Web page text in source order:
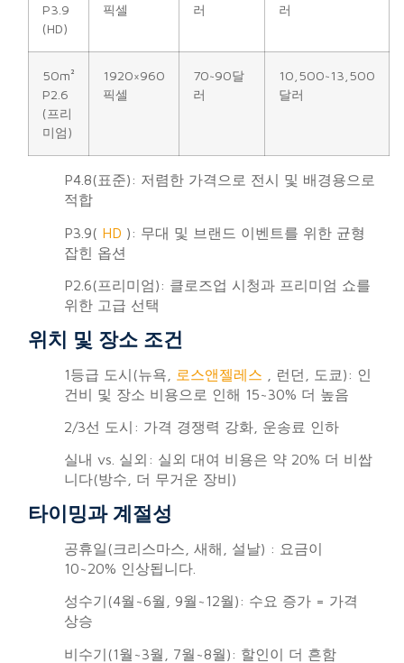
P3.9
(HD)
픽셀
러
러
50m²
P2.6
(프리
미엄)
1920×960
픽셀
70~90달
러
10,500~13,500
달러
P4.8(표준): 저렴한 가격으로 전시 및 배경용으로
적합
P3.9( HD ): 무대 및 브랜드 이벤트를 위한 균형
잡힌 옵션
P2.6(프리미엄): 클로즈업 시청과 프리미엄 쇼를
위한 고급 선택
위치 및 장소 조건
1등급 도시(뉴욕, 로스앤젤레스 , 런던, 도쿄): 인
건비 및 장소 비용으로 인해 15~30% 더 높음
2/3선 도시: 가격 경쟁력 강화, 운송료 인하
실내 vs. 실외: 실외 대여 비용은 약 20% 더 비쌉
니다(방수, 더 무거운 장비)
타이밍과 계절성
공휴일(크리스마스, 새해, 설날) : 요금이
10~20% 인상됩니다.
성수기(4월~6월, 9월~12월): 수요 증가 = 가격
상승
비수기(1월~3월, 7월~8월): 할인이 더 흔함